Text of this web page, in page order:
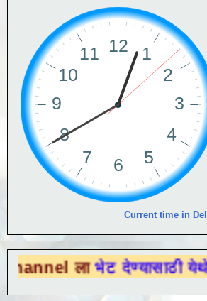
Current time in
भेट देण्यासाठी येथे क्लिक करा